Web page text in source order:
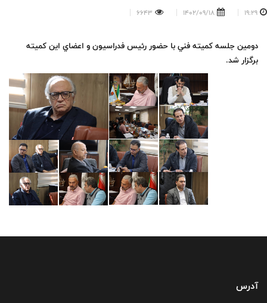
19:29
1402/09/18
6643
دومين جلسه كميته فني با حضور رئيس فدراسيون و اعضاي اين كميته
برگزار شد.
آدرس